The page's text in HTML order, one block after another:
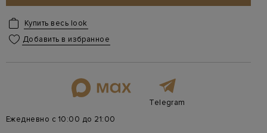
Купить весь look
Добавить в избранное
Telegram
Ежедневно с 10:00 до 21:00